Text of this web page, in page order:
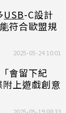
USB-C設計
符合歐盟規
2025-05-24 10:01
會留下紀
附上遊戲創意
2025-05-19 08:33